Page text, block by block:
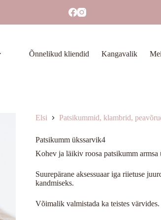
Õnnelikud kliendid Kangavalik
Elsi Patsikummid, klambrid,
Patsikumm ükssarvik4
Kohev ja läikiv roosa patsikumm armsa
Suurepärane aksessuaar iga riietuse
kandmiseks.
Võimalik valmistada ka teistes värvides.